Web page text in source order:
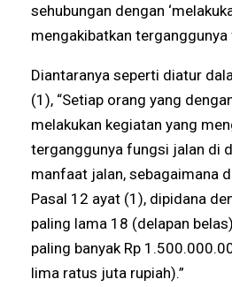
sehubungan dengan
mengakibatkan terganggunya
Diantaranya seperti diatur
(1), “Setiap orang yang
melakukan kegiatan yang
terganggunya fungsi jalan di
manfaat jalan, sebagaimana
Pasal 12 ayat (1), dipidana
paling lama 18 (delapan
paling banyak Rp
lima ratus juta rupiah).”